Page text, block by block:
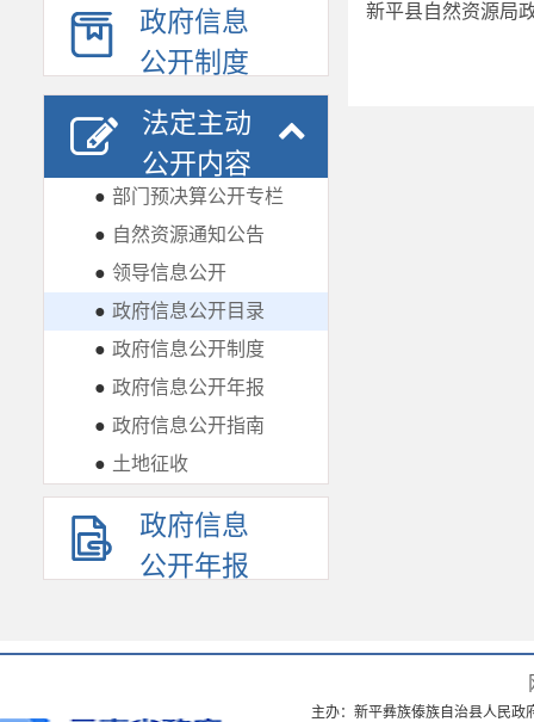
政府信息
公开制度
法定主动
公开内容
● 部门预决算公开专栏
● 自然资源通知公告
● 领导信息公开
● 政府信息公开目录
● 政府信息公开制度
● 政府信息公开年报
● 政府信息公开指南
● 土地征收
政府信息
公开年报
新平县自然资源局
主办：新平彝族傣族自治县人民